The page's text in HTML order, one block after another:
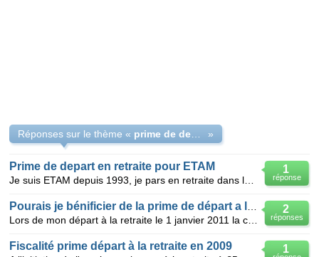
Réponses sur le thème « »
1
réponse
Prime de depart en retraite pour ETAM
2
réponses
1
Fiscalité prime départ à la retraite en 2009